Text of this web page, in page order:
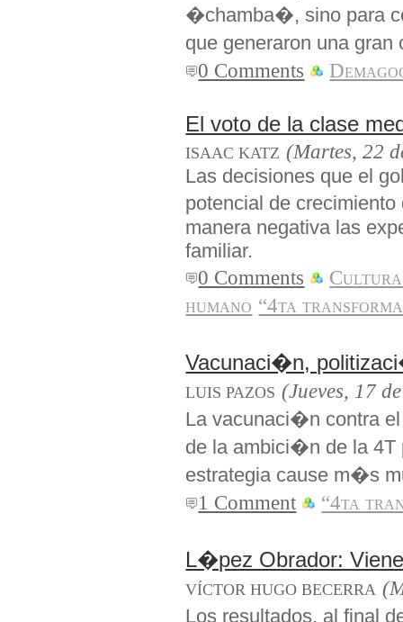
�chamba�, sino para
que generaron una
0 Comments
El voto de la clase
ISAAC KATZ (Martes, 22
Las decisiones que el
potencial de
manera negativa las
familiar.
0 Comments
Cultura
humano “4ta
Vacunaci�n,
LUIS PAZOS (Jueves, 17
La vacunaci�n contra
de la ambici�n de la 4T
estrategia cause m�s
1 Comment “4ta
L�pez Obrador:
VÍCTOR HUGO BECERRA
Los resultados, al final